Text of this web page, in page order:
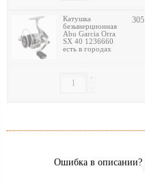
Катушка
безынерционная
Abu Garcia Orra
SX 40 1236660
есть в городах
305
-
+
Ошибка в описании?